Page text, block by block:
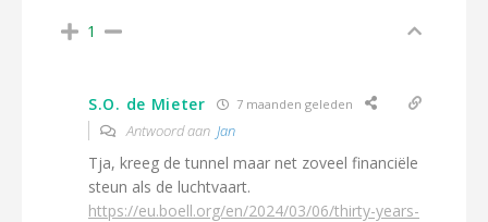
1
S.O. de Mieter 7 maanden geleden
Antwoord aan Jan
Tja, kreeg de tunnel maar net zoveel financiële
steun als de luchtvaart.
https://eu.boell.org/en/2024/03/06/thirty-years-